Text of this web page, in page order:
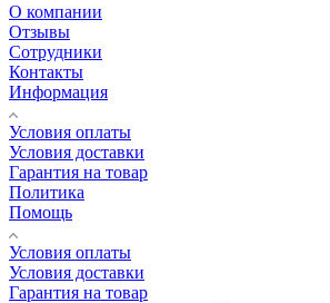
О компании
Отзывы
Сотрудники
Контакты
Информация
Условия оплаты
Условия доставки
Гарантия на товар
Политика
Помощь
Условия оплаты
Условия доставки
Гарантия на товар